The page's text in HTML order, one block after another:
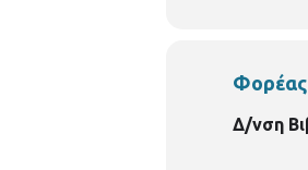
Φορέας
Δ/νση